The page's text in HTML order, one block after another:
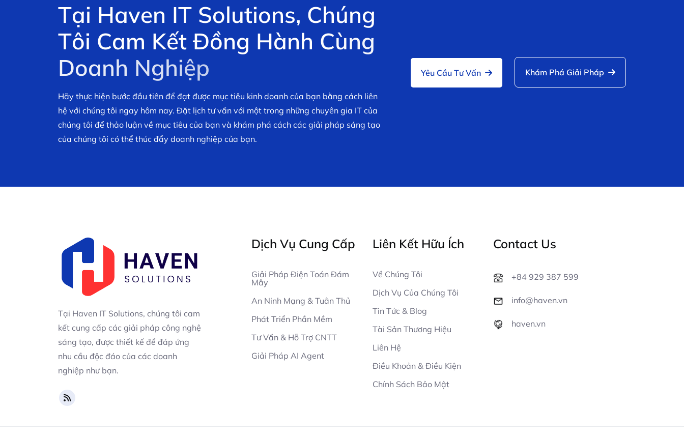
Tại Haven IT Solutions, Chúng
Tôi Cam Kết Đồng Hành Cùng
Doanh Nghiệp
Hãy thực hiện bước đầu tiên để đạt được mục tiêu kinh doanh của bạn bằng cách liên
hệ với chúng tôi ngay hôm nay. Đặt lịch tư vấn với một trong những chuyên gia IT của
chúng tôi để thảo luận về mục tiêu của bạn và khám phá cách các giải pháp sáng tạo
của chúng tôi có thể thúc đẩy doanh nghiệp của bạn.
Yêu Cầu Tư Vấn Khám Phá Giải Pháp
Tại Haven IT Solutions, chúng tôi cam
kết cung cấp các giải pháp công nghệ
sáng tạo, được thiết kế để đáp ứng
nhu cầu độc đáo của các doanh
nghiệp như bạn.
Dịch Vụ Cung Cấp
Giải Pháp Điện Toán Đám
Mây
An Ninh Mạng & Tuân Thủ
Phát Triển Phần Mềm
Tư Vấn & Hỗ Trợ CNTT
Giải Pháp AI Agent
Liên Kết Hữu Ích
Về Chúng Tôi
Dịch Vụ Của Chúng Tôi
Tin Tức & Blog
Tài Sản Thương Hiệu
Liên Hệ
Điều Khoản & Điều Kiện
Chính Sách Bảo Mật
Contact Us
+84 929 387 599
info@haven.vn
haven.vn